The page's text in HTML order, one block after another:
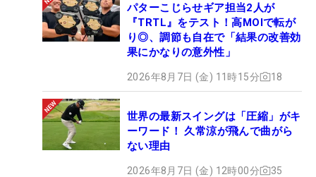
パターこじらせギア担当2人が
『TRTL』をテスト！高MOIで転が
り◎、調節も自在で「結果の改善効
果にかなりの意外性」
2026年8月7日 (金) 11時15分 18
世界の最新スイングは「圧縮」がキ
ーワード！ 久常涼が飛んで曲がら
ない理由
2026年8月7日 (金) 12時00分 35